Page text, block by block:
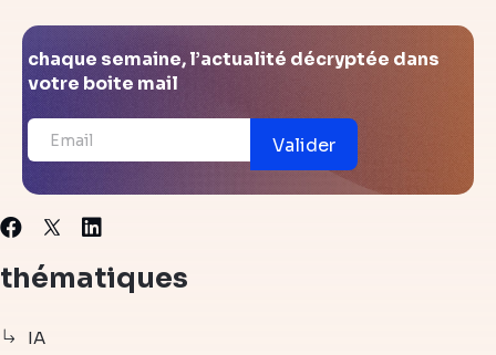
chaque semaine, l’actualité décryptée dans
votre boite mail
Valider
Facebook
X Linkedin
thématiques
IA